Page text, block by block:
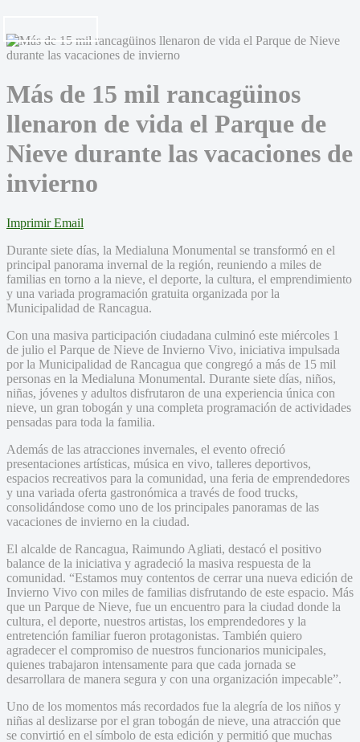
Más de 15 mil rancagüinos
llenaron de vida el Parque de
Nieve durante las vacaciones de
invierno
Imprimir Email
Durante siete días, la Medialuna Monumental se transformó en el
principal panorama invernal de la región, reuniendo a miles de
familias en torno a la nieve, el deporte, la cultura, el emprendimiento
y una variada programación gratuita organizada por la
Municipalidad de Rancagua.
Con una masiva participación ciudadana culminó este miércoles 1
de julio el Parque de Nieve de Invierno Vivo, iniciativa impulsada
por la Municipalidad de Rancagua que congregó a más de 15 mil
personas en la Medialuna Monumental. Durante siete días, niños,
niñas, jóvenes y adultos disfrutaron de una experiencia única con
nieve, un gran tobogán y una completa programación de actividades
pensadas para toda la familia.
Además de las atracciones invernales, el evento ofreció
presentaciones artísticas, música en vivo, talleres deportivos,
espacios recreativos para la comunidad, una feria de emprendedores
y una variada oferta gastronómica a través de food trucks,
consolidándose como uno de los principales panoramas de las
vacaciones de invierno en la ciudad.
El alcalde de Rancagua, Raimundo Agliati, destacó el positivo
balance de la iniciativa y agradeció la masiva respuesta de la
comunidad. “Estamos muy contentos de cerrar una nueva edición de
Invierno Vivo con miles de familias disfrutando de este espacio. Más
que un Parque de Nieve, fue un encuentro para la ciudad donde la
cultura, el deporte, nuestros artistas, los emprendedores y la
entretención familiar fueron protagonistas. También quiero
agradecer el compromiso de nuestros funcionarios municipales,
quienes trabajaron intensamente para que cada jornada se
desarrollara de manera segura y con una organización impecable”.
Uno de los momentos más recordados fue la alegría de los niños y
niñas al deslizarse por el gran tobogán de nieve, una atracción que
se convirtió en el símbolo de esta edición y permitió que muchas